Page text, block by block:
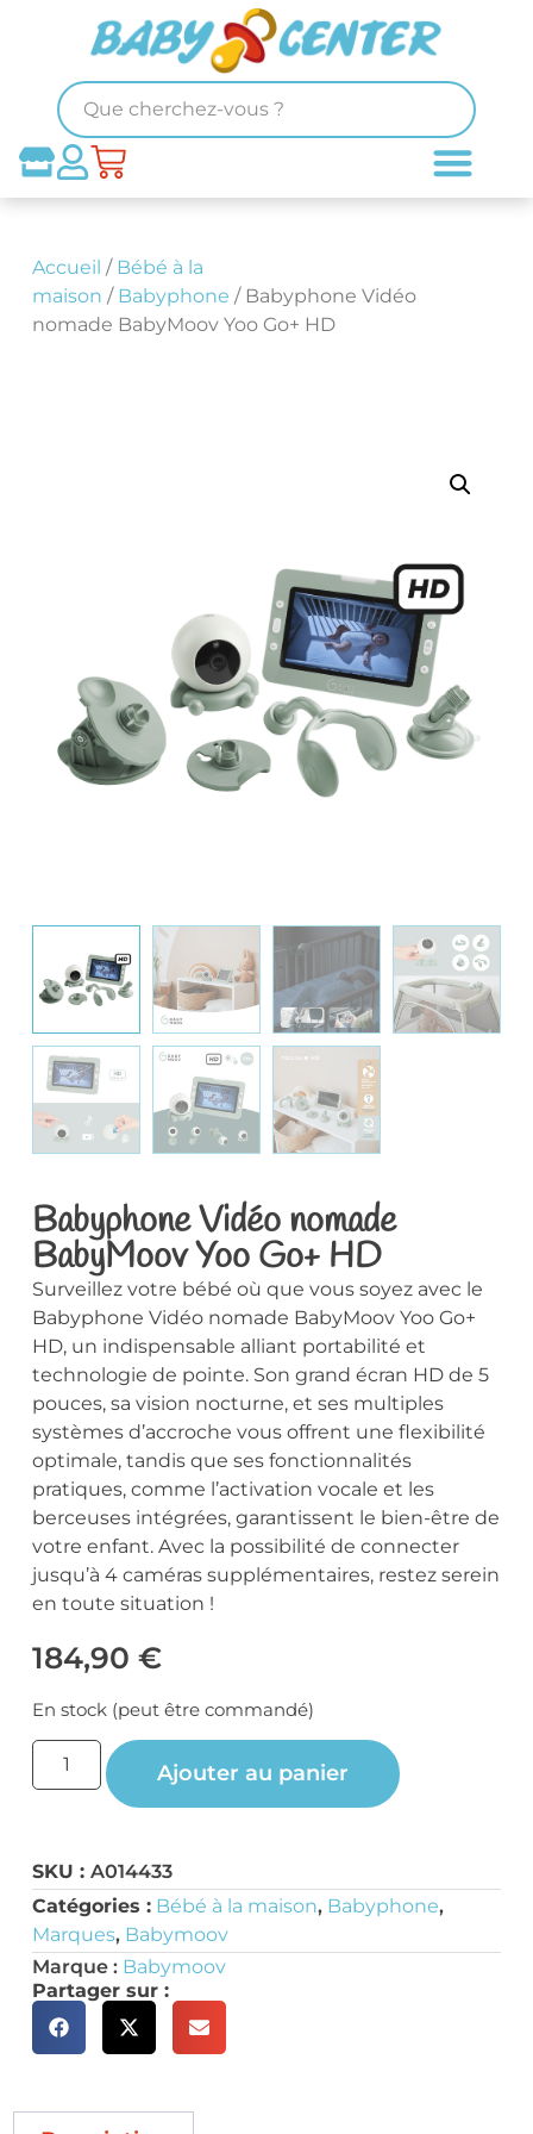
Accueil / Bébé à la
maison / Babyphone / Babyphone Vidéo
nomade BabyMoov Yoo Go+ HD
Babyphone Vidéo nomade
BabyMoov Yoo Go+ HD
Surveillez votre bébé où que vous soyez avec le
Babyphone Vidéo nomade BabyMoov Yoo Go+
HD, un indispensable alliant portabilité et
technologie de pointe. Son grand écran HD de 5
pouces, sa vision nocturne, et ses multiples
systèmes d’accroche vous offrent une flexibilité
optimale, tandis que ses fonctionnalités
pratiques, comme l’activation vocale et les
berceuses intégrées, garantissent le bien-être de
votre enfant. Avec la possibilité de connecter
jusqu’à 4 caméras supplémentaires, restez serein
en toute situation !
184,90 €
En stock (peut être commandé)
Ajouter au panier
SKU : A014433
Catégories : Bébé à la maison, Babyphone,
Marques, Babymoov
Marque : Babymoov
Partager sur :